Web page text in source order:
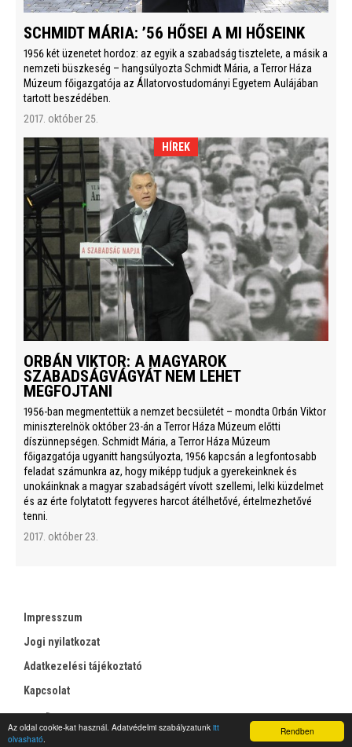
Rendben
Az oldal cookie-kat használ. Adatvédelmi szabályzatunk itt
olvasható.
SCHMIDT MÁRIA: ’56 HŐSEI A MI HŐSEINK
1956 két üzenetet hordoz: az egyik a szabadság tisztelete, a másik a
nemzeti büszkeség – hangsúlyozta Schmidt Mária, a Terror Háza
Múzeum főigazgatója az Állatorvostudományi Egyetem Aulájában
tartott beszédében.
2017. október 25.
HÍREK
ORBÁN VIKTOR: A MAGYAROK
SZABADSÁGVÁGYÁT NEM LEHET
MEGFOJTANI
1956-ban megmentettük a nemzet becsületét – mondta Orbán Viktor
miniszterelnök október 23-án a Terror Háza Múzeum előtti
díszünnepségen. Schmidt Mária, a Terror Háza Múzeum
főigazgatója ugyanitt hangsúlyozta, 1956 kapcsán a legfontosabb
feladat számunkra az, hogy miképp tudjuk a gyerekeinknek és
unokáinknak a magyar szabadságért vívott szellemi, lelki küzdelmet
és az érte folytatott fegyveres harcot átélhetővé, értelmezhetővé
tenni.
2017. október 23.
Impresszum
Jogi nyilatkozat
Adatkezelési tájékoztató
Kapcsolat